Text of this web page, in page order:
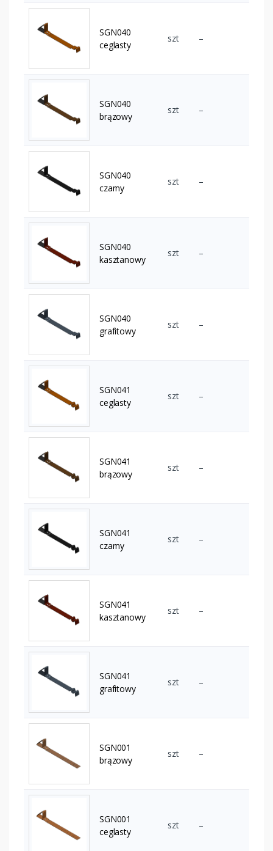
SGN040
ceglasty
szt –
SGN040
brązowy
szt –
SGN040
czarny
szt –
SGN040
kasztanowy
szt –
SGN040
grafitowy
szt –
SGN041
ceglasty
szt –
SGN041
brązowy
szt –
SGN041
czarny
szt –
SGN041
kasztanowy
szt –
SGN041
grafitowy
szt –
SGN001
brązowy
szt –
SGN001
ceglasty
szt –